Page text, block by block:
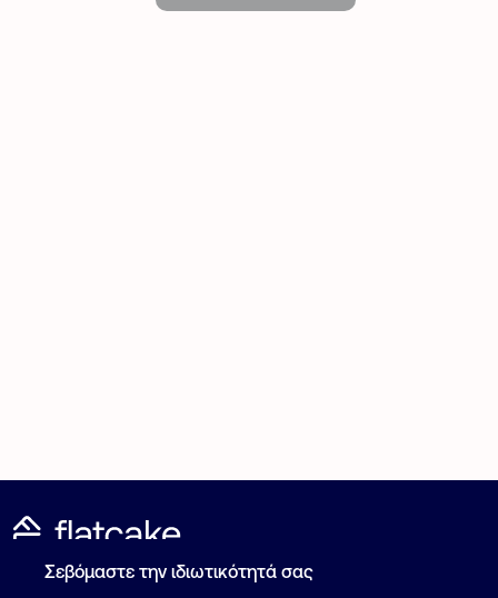
Καταχώρηση Αγγελίας Για επαγγελματίες
Σεβόμαστε την ιδιωτικότητά σας